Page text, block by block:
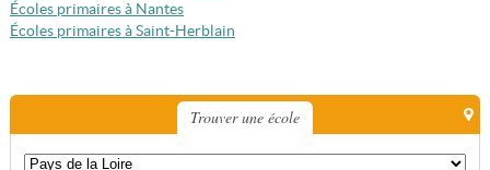
Écoles primaires à Nantes
Écoles primaires à Saint-Herblain
Trouver une école